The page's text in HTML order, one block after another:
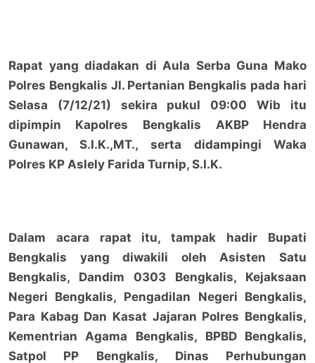
Rapat yang diadakan di Aula Serba Guna Mako
Polres Bengkalis Jl. Pertanian Bengkalis pada hari
Selasa (7/12/21) sekira pukul 09:00 Wib itu
dipimpin Kapolres Bengkalis AKBP Hendra
Gunawan, S.I.K.,MT., serta didampingi Waka
Polres KP Aslely Farida Turnip, S.I.K.
Dalam acara rapat itu, tampak hadir Bupati
Bengkalis yang diwakili oleh Asisten Satu
Bengkalis, Dandim 0303 Bengkalis, Kejaksaan
Negeri Bengkalis, Pengadilan Negeri Bengkalis,
Para Kabag Dan Kasat Jajaran Polres Bengkalis,
Kementrian Agama Bengkalis, BPBD Bengkalis,
Satpol PP Bengkalis, Dinas Perhubungan